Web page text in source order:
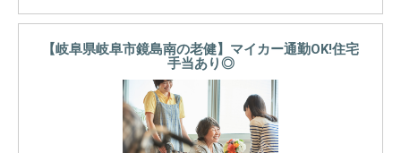
【岐阜県岐阜市鏡島南の老健】マイカー通勤OK!住宅
手当あり◎